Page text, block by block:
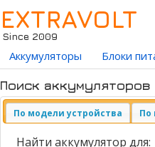
EXTRAVOLT
Since 2009
Аккумуляторы Блоки
Поиск
По модели устройства По
Найти аккумулятор для: